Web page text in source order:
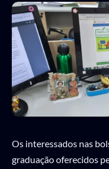
Os interessados nas
graduação oferecidos